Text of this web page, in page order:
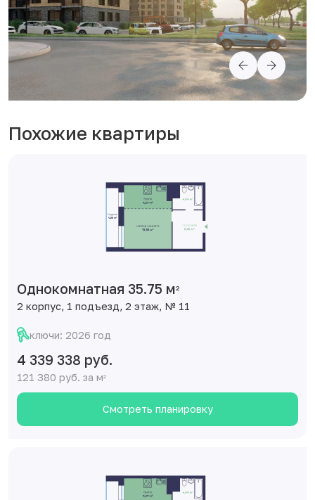
Похожие квартиры
Однокомнатная 35.75 м2
2 корпус, 1 подъезд, 2 этаж, № 11
ключи: 2026 год
4 339 338 руб.
121 380 руб. за м2
Смотреть планировку